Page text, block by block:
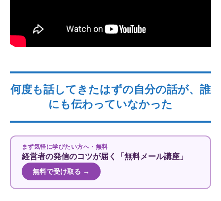
何度も話してきたはずの自分の話が、誰
にも伝わっていなかった
まず気軽に学びたい方へ・無料
経営者の発信のコツが届く「無料メール講座」
無料で受け取る →